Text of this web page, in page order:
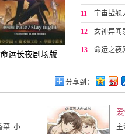
命运长夜剧场版
11 宇宙战舰
士们
12 女神异闻
13 命运之夜
分享到：
樱井孝宏 山寺宏一
主